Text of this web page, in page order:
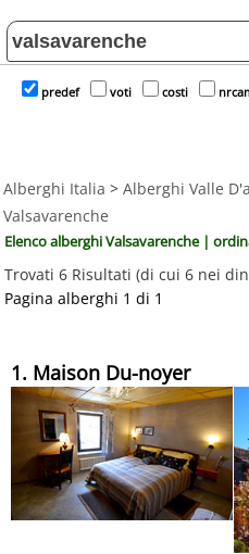
predef voti costi
Alberghi Italia > Alberghi Valle
Valsavarenche
Elenco alberghi Valsavarenche |
Trovati 6 Risultati (di cui 6 nei
Pagina alberghi 1 di 1
1. Maison Du-noyer